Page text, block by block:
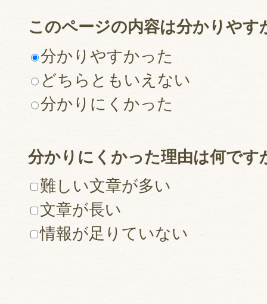
このページの内容は分かりやす
分かりやすかった
どちらともいえない
分かりにくかった
分かりにくかった理由は何です
難しい文章が多い
文章が長い
情報が足りていない